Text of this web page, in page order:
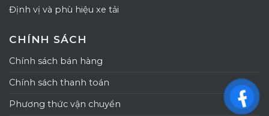
Định vị và phù hiệu xe tải
CHÍNH SÁCH
Chính sách bán hàng
Chính sách thanh toán
Phương thức vận chuyển